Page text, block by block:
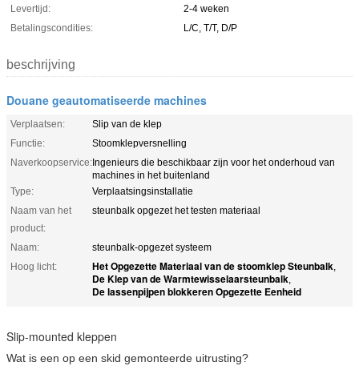
Levertijd:
2-4 weken
Betalingscondities:
L/C, T/T, D/P
beschrijving
Douane geautomatiseerde machines
Verplaatsen:
Slip van de klep
Functie:
Stoomklepversnelling
Naverkoopservice:Ingenieurs die beschikbaar zijn voor het onderhoud van
machines in het buitenland
Type:
Verplaatsingsinstallatie
Naam van het
product:
steunbalk opgezet het testen materiaal
Naam:
steunbalk-opgezet systeem
Hoog licht:
Het Opgezette Materiaal van de stoomklep Steunbalk,
De Klep van de Warmtewisselaarsteunbalk,
De lassenpijpen blokkeren Opgezette Eenheid
Slip-mounted kleppen
Wat is een op een skid gemonteerde uitrusting?